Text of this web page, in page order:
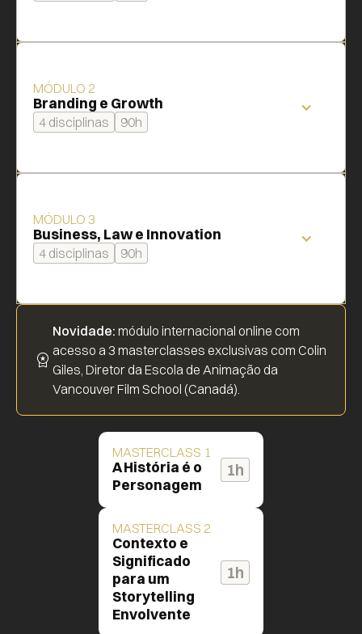
MÓDULO 2
Branding e Growth
4 disciplinas 90h
MÓDULO 3
Business, Law e Innovation
4 disciplinas 90h
Novidade: módulo internacional online com
acesso a 3 masterclasses exclusivas com Colin
Giles, Diretor da Escola de Animação da
Vancouver Film School (Canadá).
MASTERCLASS 1
A História é o
Personagem
1h
MASTERCLASS 2
Contexto e
Significado
para um
Storytelling
Envolvente
1h